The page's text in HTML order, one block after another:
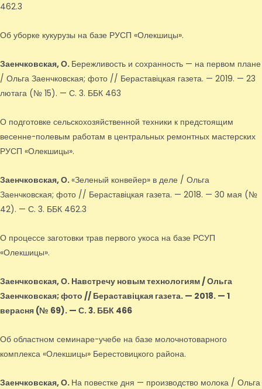
462.3
Об уборке кукурузы на базе РУСП «Олекшицы».
Заенчковская, О. Бережливость и сохранность — на первом плане
/ Ольга Заенчковская; фото // Бераставіцкая газета. — 2019. — 23
лютага (№ 15). — С. 3. ББК 463
О подготовке сельскохозяйственной техники к предстоящим
весенне-полевым работам в центральных ремонтных мастерских
РУСП «Олекшицы».
Заенчковская, О.«Зеленый конвейер» в деле / Ольга
Заенчковская; фото // Бераставіцкая газета. — 2018. — 30 мая (№
42). — С. 3. ББК 462.3
О процессе заготовки трав первого укоса на базе РСУП
«Олекшицы».
Заенчковская, О. Навстречу новым технологиям / Ольга
Заенчковская; фото // Бераставіцкая газета. — 2018. — 1
верасня (№ 69). — С. 3. ББК 466
Об областном семинаре-учебе на базе молочнотоварного
комплекса «Олекшицы» Берестовицкого района.
Заенчковская, О. На повестке дня — производство молока / Ольга